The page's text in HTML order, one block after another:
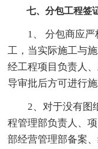
七、分包工程签
1、 分包商应严
工，当实际施工与
经工程项目负责人
导审批后方可进行施
2、对于没有图纸
程管理部负责人、
部经营管理部备案